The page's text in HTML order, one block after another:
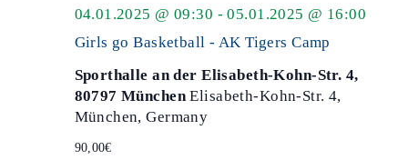
Girls go Basketball - AK Tigers Camp
04.01.2025 @ 09:30 -05.01.2025 @ 16:00
Sporthalle an der Elisabeth-Kohn-Str. 4,
80797 MünchenElisabeth-Kohn-Str. 4,
München, Germany
90,00€